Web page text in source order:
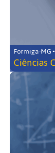
Formiga-MG
Ciências